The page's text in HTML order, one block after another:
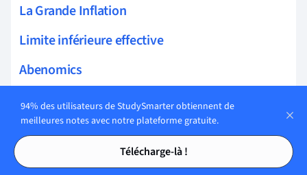
Tables des matières
Tables des matières
La Grande Inflation
Limite inférieure effective
Abenomics
Critique de Lucas
Politique monétaire discrétionnaire
94% des utilisateurs de StudySmarter obtiennent de
meilleures notes avec notre plateforme gratuite.
Télécharge-là !